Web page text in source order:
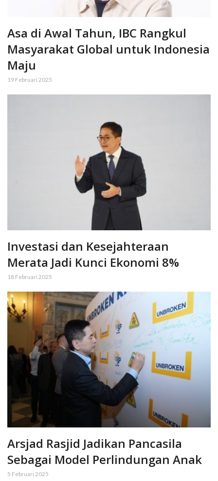
Asa di Awal Tahun, IBC Rangkul
Masyarakat Global untuk Indonesia
Maju
19 Februari 2025
Investasi dan Kesejahteraan
Merata Jadi Kunci Ekonomi 8%
18 Februari 2025
Arsjad Rasjid Jadikan Pancasila
Sebagai Model Perlindungan Anak
5 Februari 2025